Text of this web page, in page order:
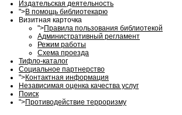
Издательская деятельность
">В помощь библиотекарю
Визитная карточка
">Правила пользования библиотекой
Административный регламент
Режим работы
Схема проезда
Тифло-каталог
Социальное партнерство
">Контактная информация
Независимая оценка качества услуг
Поиск
">Противодействие терроризму